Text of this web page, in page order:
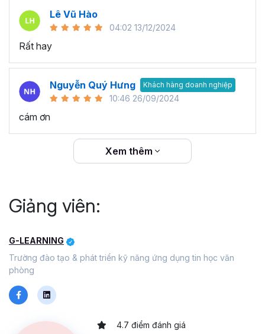
Lê Vũ Hào
04:02 13/12/2024
Rất hay
Nguyễn Quý Hưng Khách hàng doanh nghiệp
10:46 26/09/2024
cám ơn
Xem thêm
Giảng viên:
G-LEARNING
Trường đào tạo & phát triển kỹ năng ứng dụng tin học văn
phòng
4.7 điểm đánh giá